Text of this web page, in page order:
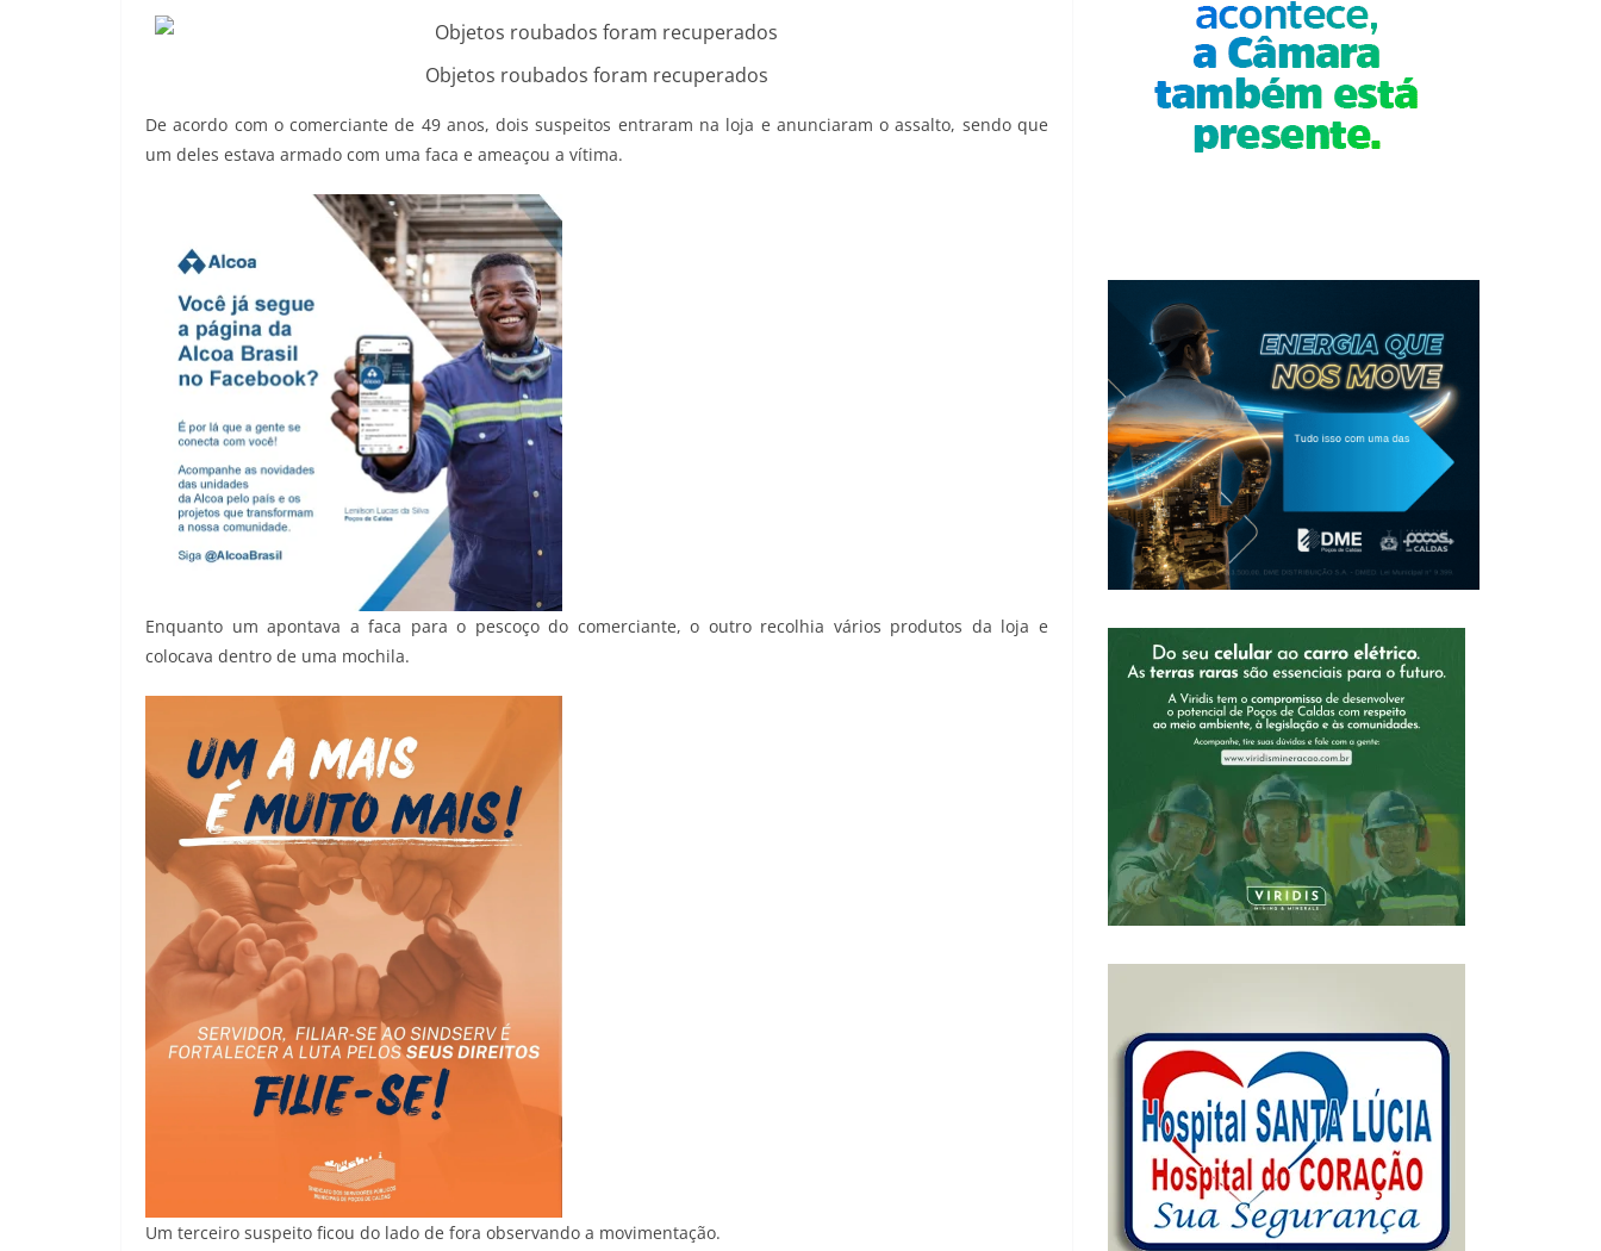
Objetos roubados foram recuperados
De acordo com o comerciante de 49 anos, dois suspeitos entraram na loja e anunciaram o assalto, sendo que
um deles estava armado com uma faca e ameaçou a vítima.
Enquanto um apontava a faca para o pescoço do comerciante, o outro recolhia vários produtos da loja e
colocava dentro de uma mochila.
Um terceiro suspeito ficou do lado de fora observando a movimentação.